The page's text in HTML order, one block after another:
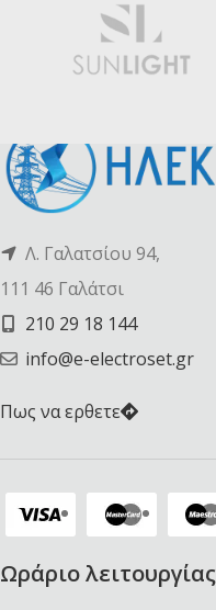
Λ. Γαλατσίου 94,
111 46 Γαλάτσι
210 29 18 144
info@e-electroset.gr
Πως να ερθετε
Ωράριο λειτουργίας